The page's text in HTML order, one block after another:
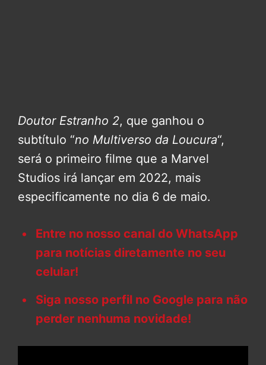
Doutor Estranho 2, que ganhou o
subtítulo “no Multiverso da Loucura“,
será o primeiro filme que a Marvel
Studios irá lançar em 2022, mais
especificamente no dia 6 de maio.
Entre no nosso canal do WhatsApp
para notícias diretamente no seu
celular!
Siga nosso perfil no Google para não
perder nenhuma novidade!